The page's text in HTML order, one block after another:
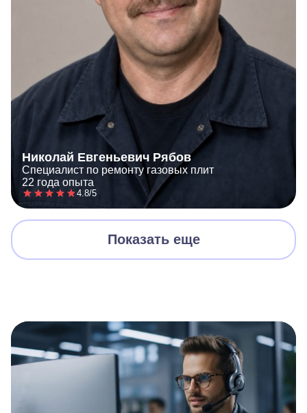
Николай Евгеньевич Рябов
Специалист по ремонту газовых плит
22 года опыта
4.8/5
Показать еще